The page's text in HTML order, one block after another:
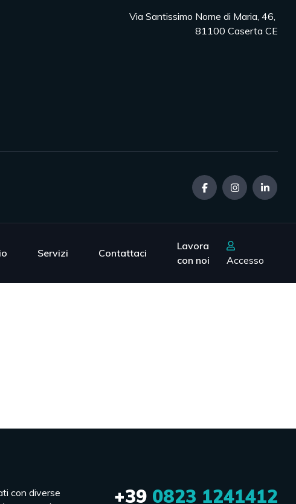
Via Santissimo Nome di Maria, 46,
81100 Caserta CE
Servizi Contattaci
Lavora
con noi
Accesso
con diverse
+390823 1241412